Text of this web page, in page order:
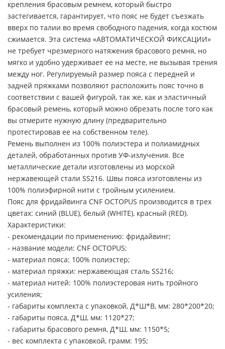
крепления брасовым ремнем, который быстро
застегивается, гарантирует, что пояс не будет съезжать
вверх по талии во время свободного падения, когда костюм
сжимается. Эта система «АВТОМАТИЧЕСКОЙ ФИКСАЦИИ»
не требует чрезмерного натяжения брасового ремня, но
мягко и удобно удерживает ее на месте, не вызывая трения
между ног. Регулируемый размер пояса с передней и
задней пряжками позволяют расположить пояс точно в
соответствии с вашей фигурой, так же, как и эластичный
брасовый ремень, который можно обрезать после того как
вы отмерите нужную длину (предварительно
протестировав ее на собственном теле).
Ремень выполнен из 100% полиэстера и полиамидных
деталей, обработанных против УФ-излучения. Все
металлические детали изготовлены из морской
нержавеющей стали SS216. Швы пояса изготовлены из
100% полиэфирной нити с тройным усилением.
Пояс для фридайвинга CNF OCTOPUS производится в трех
цветах: синий (BLUE), белый (WHITE), красный (RED).
Характеристики:
- рекомендации по применению: фридайвинг;
- название модели: CNF OCTOPUS;
- материал пояса: 100% полиэстер;
- материал пряжки: нержавеющая сталь SS216;
- материал нитей: 100% полиэстеровая нить тройного
усиления;
- габариты комплекта с упаковкой, Д*Ш*В, мм: 280*200*20;
- габариты пояса, Д*Ш, мм: 1120*27;
- габариты брасового ремня, Д*Ш, мм: 1150*5;
- вес комплекта с упаковкой, грамм: 195;